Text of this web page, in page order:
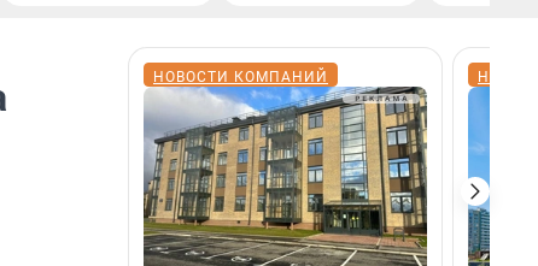
НОВОСТИ КОМПАНИЙ